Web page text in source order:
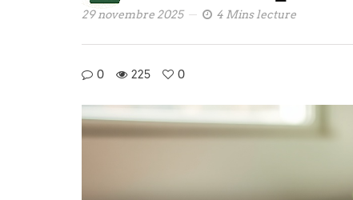
29 novembre 2025 4 Mins lecture
0 225 0